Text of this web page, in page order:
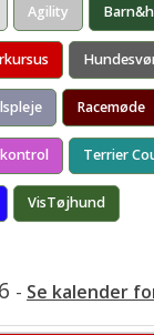
Agility
Racemøde
Terrier
VisTøjhund
- Se kalender